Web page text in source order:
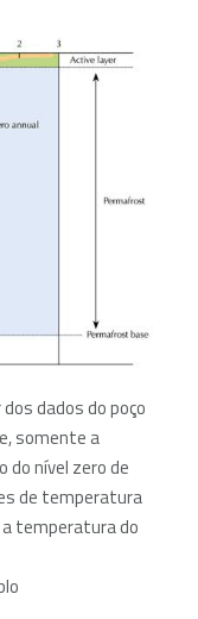
dados do poço
somente a
do nível zero de
de temperatura
temperatura do